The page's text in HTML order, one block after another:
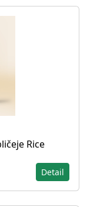
Rice
Detail